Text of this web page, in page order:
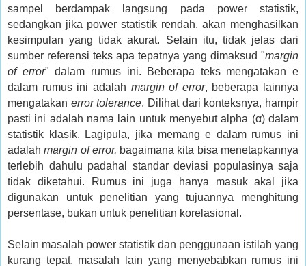
sampel berdampak langsung pada power statistik,
sedangkan jika power statistik rendah, akan menghasilkan
kesimpulan yang tidak akurat. Selain itu, tidak jelas dari
sumber referensi teks apa tepatnya yang dimaksud "margin
of error" dalam rumus ini. Beberapa teks mengatakan e
dalam rumus ini adalah margin of error, beberapa lainnya
mengatakan error tolerance. Dilihat dari konteksnya, hampir
pasti ini adalah nama lain untuk menyebut alpha (α) dalam
statistik klasik. Lagipula, jika memang e dalam rumus ini
adalahmargin of error, bagaimana kita bisa menetapkannya
terlebih dahulu padahal standar deviasi populasinya saja
tidak diketahui. Rumus ini juga hanya masuk akal jika
digunakan untuk penelitian yang tujuannya menghitung
persentase, bukan untuk penelitian korelasional.
Selain masalah power statistik dan penggunaan istilah yang
kurang tepat, masalah lain yang menyebabkan rumus ini